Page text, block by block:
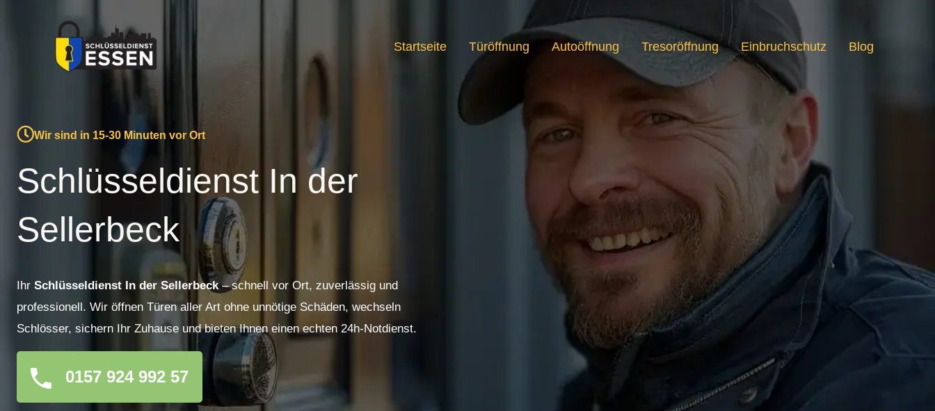
Startseite Türöffnung Autoöffnung Tresoröffnung Einbruchschutz Blog
Wir sind in 15-30 Minuten vor Ort
Schlüsseldienst In der
Sellerbeck
Ihr Schlüsseldienst In der Sellerbeck– schnell vor Ort, zuverlässig und
professionell. Wir öffnen Türen aller Art ohne unnötige Schäden, wechseln
Schlösser, sichern Ihr Zuhause und bieten Ihnen einen echten 24h-Notdienst.
0157 924 992 57